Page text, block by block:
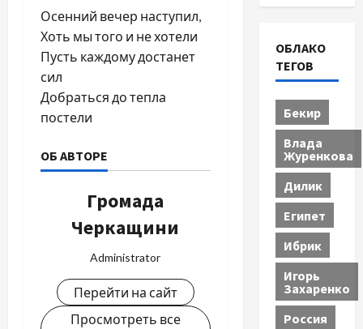
Осенний вечер наступил,
Хоть мы того и не хотели
Пусть каждому достанет
сил
Добраться до тепла
постели
ОБ АВТОРЕ
Громада
Черкащини
Administrator
Перейти на сайт
Просмотреть все
ОБЛАКО
ТЕГОВ
Бекир
Влада
Журенкова
Дилик
Египет
Ибрик
Игорь
Захаренко
Россия